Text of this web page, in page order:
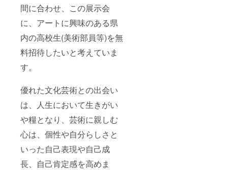
間に合わせ、この展示会
に、アートに興味のある県
内の高校生(美術部員等)を無
料招待したいと考えていま
す。
優れた文化芸術との出会い
は、人生において生きがい
や糧となり、芸術に親しむ
心は、個性や自分らしさと
いった自己表現や自己成
長、自己肯定感を高めま